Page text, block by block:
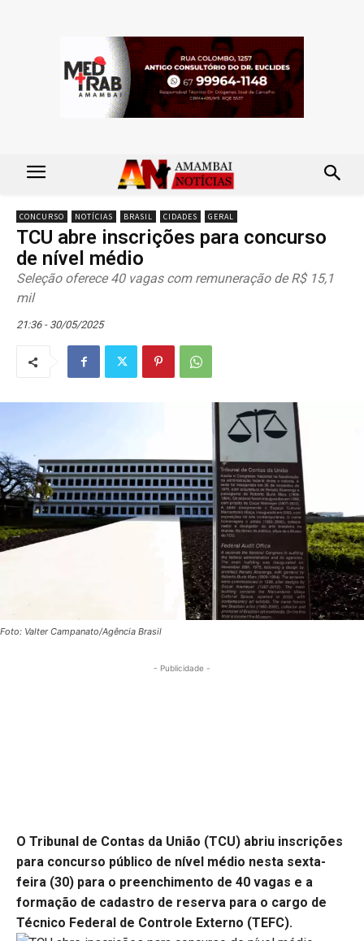
CONCURSO NOTÍCIAS BRASIL CIDADES GERAL
TCU abre inscrições para concurso
de nível médio
Seleção oferece 40 vagas com remuneração de R$ 15,1
mil
21:36 - 30/05/2025
Foto: Valter Campanato/Agência Brasil
- Publicidade -
O Tribunal de Contas da União (TCU) abriu inscrições
para concurso público de nível médio nesta sexta-
feira (30) para o preenchimento de 40 vagas e a
formação de cadastro de reserva para o cargo de
Técnico Federal de Controle Externo (TEFC).